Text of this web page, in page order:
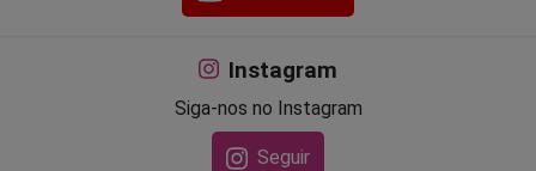
Instagram
Siga-nos no Instagram
Seguir